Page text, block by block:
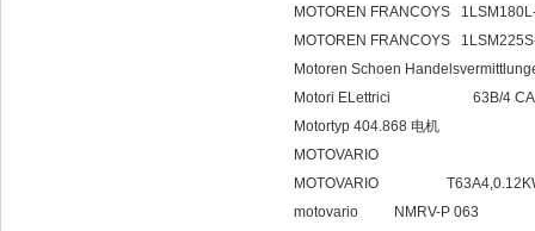
MOTOREN FRANCOYS
MOTOREN FRANCOYS
Motoren Schoen
Motori ELettrici 63B/4 CA
Motortyp 404.868 电机
MOTOVARIO
MOTOVARIO
motovario NMRV-P 063